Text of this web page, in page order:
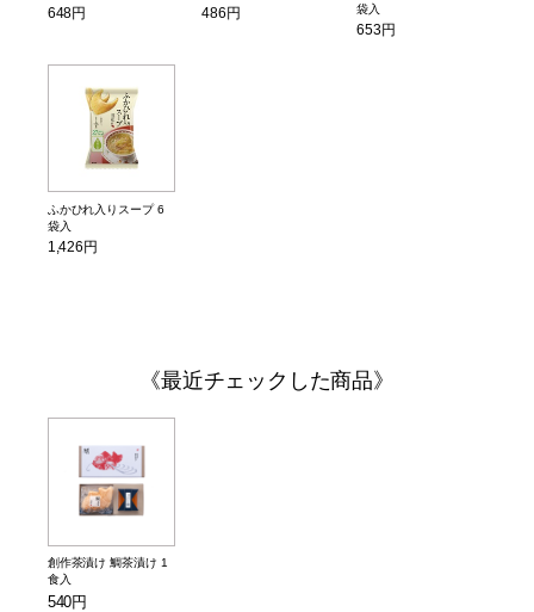
648円 486円
袋入
653円
ふかひれ入りスープ 6
袋入
1,426円
最近チェックした商品
創作茶漬け 鯛茶漬け 1
食入
540円